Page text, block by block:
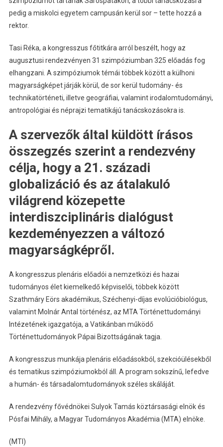
pedig a miskolci egyetem campusán kerül sor – tette hozzá a
rektor.
Tasi Réka, a kongresszus főtitkára arról beszélt, hogy az
augusztusi rendezvényen 31 szimpóziumban 325 előadás fog
elhangzani. A szimpóziumok témái többek között a külhoni
magyarságképet járják körül, de sor kerül tudomány- és
technikatörténeti, illetve geográfiai, valamint irodalomtudományi,
antropológiai és néprajzi tematikájú tanácskozásokra is.
A szervezők által küldött írásos
összegzés szerint a rendezvény
célja, hogy a 21. századi
globalizáció és az átalakuló
világrend közepette
interdiszciplináris dialógust
kezdeményezzen a változó
magyarságképről.
A kongresszus plenáris előadói a nemzetközi és hazai
tudományos élet kiemelkedő képviselői, többek között
Szathmáry Eörs akadémikus, Széchenyi-díjas evolúcióbiológus,
valamint Molnár Antal történész, az MTA Történettudományi
Intézetének igazgatója, a Vatikánban működő
Történettudományok Pápai Bizottságának tagja.
A kongresszus munkája plenáris előadásokból, szekcióülésekből
és tematikus szimpóziumokból áll. A program sokszínű, lefedve
a humán- és társadalomtudományok széles skáláját.
A rendezvény fővédnökei Sulyok Tamás köztársasági elnök és
Pósfai Mihály, a Magyar Tudományos Akadémia (MTA) elnöke.
(MTI)